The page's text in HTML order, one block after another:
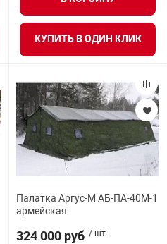
КУПИТЬ В ОДИН КЛИК
Палатка Аргус-М АБ-ПА-40М-1
армейская
324 000 руб / шт.